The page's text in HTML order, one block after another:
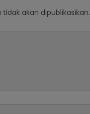
akan dipublikasikan.